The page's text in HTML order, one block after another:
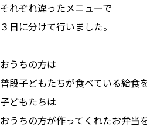
それぞれ違ったメニューで
３日に分けて行いました。
おうちの方は
普段子どもたちが食べている給食を
子どもたちは
おうちの方が作ってくれたお弁当